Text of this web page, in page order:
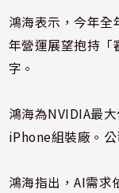
鴻海表示，今年
年營運展望抱持「
字。
鴻海為NVIDIA最
iPhone組裝廠。
鴻海指出，AI需求